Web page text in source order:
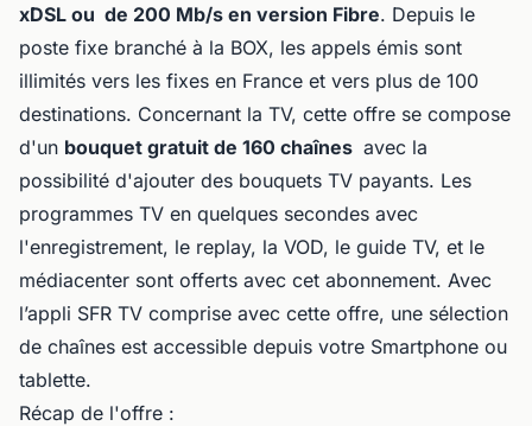
xDSL ou de 200 Mb/s en version Fibre. Depuis le
poste fixe branché à la BOX, les appels émis sont
illimités vers les fixes en France et vers plus de 100
destinations. Concernant la TV, cette offre se compose
d'un bouquet gratuit de 160 chaînes avec la
possibilité d'ajouter des bouquets TV payants. Les
programmes TV en quelques secondes avec
l'enregistrement, le replay, la VOD, le guide TV, et le
médiacenter sont offerts avec cet abonnement. Avec
l’appli SFR TV comprise avec cette offre, une sélection
de chaînes est accessible depuis votre Smartphone ou
tablette.
Récap de l'offre :